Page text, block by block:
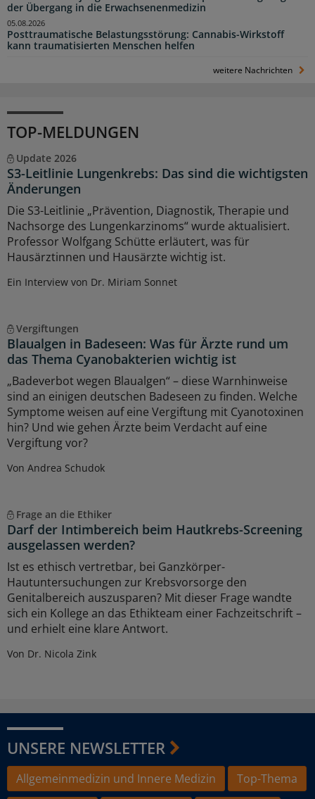
der Übergang in die Erwachsenenmedizin
Posttraumatische Belastungsstörung: Cannabis-Wirkstoff
kann traumatisierten Menschen helfen
05.08.2026
weitere Nachrichten
TOP-MELDUNGEN
Update 2026
S3-Leitlinie Lungenkrebs: Das sind die wichtigsten
Änderungen
Die S3-Leitlinie „Prävention, Diagnostik, Therapie und
Nachsorge des Lungenkarzinoms“ wurde aktualisiert.
Professor Wolfgang Schütte erläutert, was für
Hausärztinnen und Hausärzte wichtig ist.
Ein Interview von Dr. Miriam Sonnet
Vergiftungen
Blaualgen in Badeseen: Was für Ärzte rund um
das Thema Cyanobakterien wichtig ist
„Badeverbot wegen Blaualgen“ – diese Warnhinweise
sind an einigen deutschen Badeseen zu finden. Welche
Symptome weisen auf eine Vergiftung mit Cyanotoxinen
hin? Und wie gehen Ärzte beim Verdacht auf eine
Vergiftung vor?
Von Andrea Schudok
Frage an die Ethiker
Darf der Intimbereich beim Hautkrebs-Screening
ausgelassen werden?
Ist es ethisch vertretbar, bei Ganzkörper-
Hautuntersuchungen zur Krebsvorsorge den
Genitalbereich auszusparen? Mit dieser Frage wandte
sich ein Kollege an das Ethikteam einer Fachzeitschrift –
und erhielt eine klare Antwort.
Von Dr. Nicola Zink
UNSERE NEWSLETTER
Allgemeinmedizin und Innere Medizin
Top-Thema